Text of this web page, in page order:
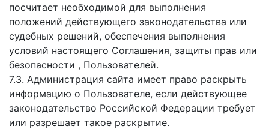
посчитает необходимой для выполнения
положений действующего законодательства или
судебных решений, обеспечения выполнения
условий настоящего Соглашения, защиты прав или
безопасности , Пользователей.
7.3. Администрация сайта имеет право раскрыть
информацию о Пользователе, если действующее
законодательство Российской Федерации требует
или разрешает такое раскрытие.